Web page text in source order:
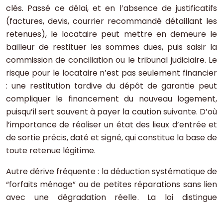
clés. Passé ce délai, et en l’absence de justificatifs
(factures, devis, courrier recommandé détaillant les
retenues), le locataire peut mettre en demeure le
bailleur de restituer les sommes dues, puis saisir la
commission de conciliation ou le tribunal judiciaire. Le
risque pour le locataire n’est pas seulement financier
: une restitution tardive du dépôt de garantie peut
compliquer le financement du nouveau logement,
puisqu’il sert souvent à payer la caution suivante. D’où
l’importance de réaliser un état des lieux d’entrée et
de sortie précis, daté et signé, qui constitue la base de
toute retenue légitime.
Autre dérive fréquente : la déduction systématique de
“forfaits ménage” ou de petites réparations sans lien
avec une dégradation réelle. La loi distingue